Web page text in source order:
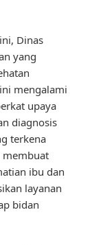
Dinas
yang
mengalami
upaya
diagnosis
terkena
membuat
ibu dan
layanan
bidan